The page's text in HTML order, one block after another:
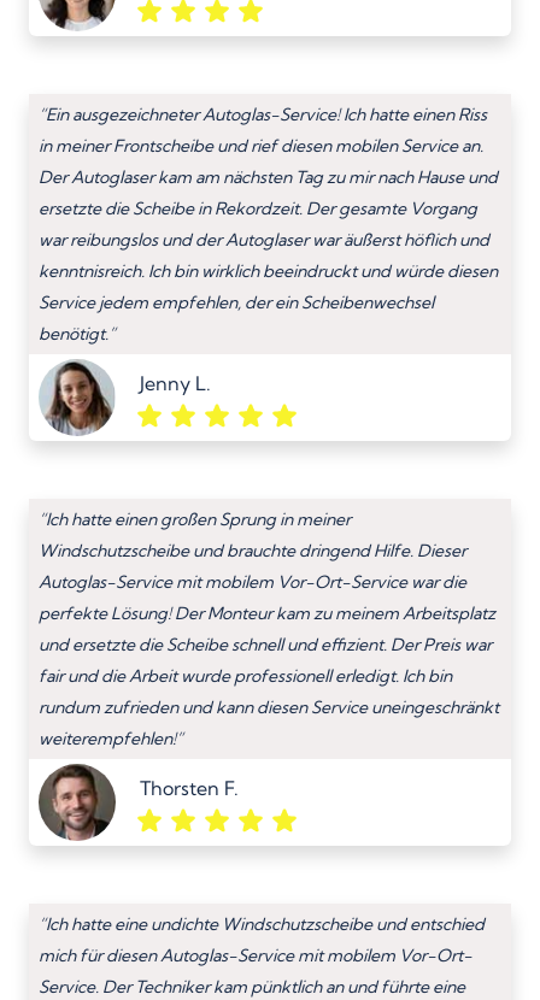
“Ein ausgezeichneter Autoglas-Service! Ich hatte einen Riss
in meiner Frontscheibe und rief diesen mobilen Service an.
Der Autoglaser kam am nächsten Tag zu mir nach Hause und
ersetzte die Scheibe in Rekordzeit. Der gesamte Vorgang
war reibungslos und der Autoglaser war äußerst höflich und
kenntnisreich. Ich bin wirklich beeindruckt und würde diesen
Service jedem empfehlen, der ein Scheibenwechsel
benötigt.”
Jenny L.
“Ich hatte einen großen Sprung in meiner
Windschutzscheibe und brauchte dringend Hilfe. Dieser
Autoglas-Service mit mobilem Vor-Ort-Service war die
perfekte Lösung! Der Monteur kam zu meinem Arbeitsplatz
und ersetzte die Scheibe schnell und effizient. Der Preis war
fair und die Arbeit wurde professionell erledigt. Ich bin
rundum zufrieden und kann diesen Service uneingeschränkt
weiterempfehlen!”
Thorsten F.
“Ich hatte eine undichte Windschutzscheibe und entschied
mich für diesen Autoglas-Service mit mobilem Vor-Ort-
Service. Der Techniker kam pünktlich an und führte eine